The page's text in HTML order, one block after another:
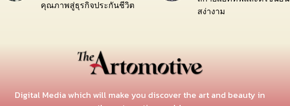
คุณภาพสู่ธุรกิจประกันชีวิต
สง่างาม
Digital Media which will make you discover the art and beauty in